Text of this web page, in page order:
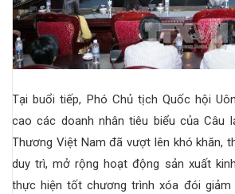
Tại buổi tiếp, Phó Chủ tịch Quốc hội
cao các doanh nhân tiêu biểu của Câu
Thương Việt Nam đã vượt lên khó khăn,
duy trì, mở rộng hoạt động sản xuất
thực hiện tốt chương trình xóa đói giảm